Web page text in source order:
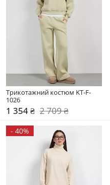
Трикотажний костюм KT-F-
1026
1 354 ₴ 2 709 ₴
- 40%